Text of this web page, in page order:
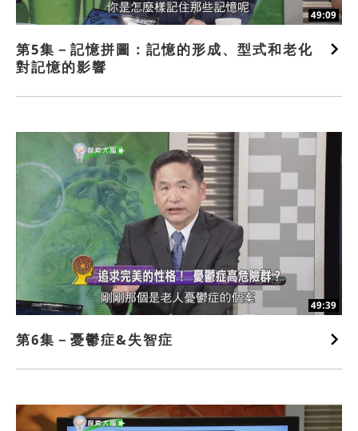
49:09
第5集－記憶拼圖：記憶的形成、型式和老化
對記憶的影響
49:39
第6集－憂鬱症&失智症